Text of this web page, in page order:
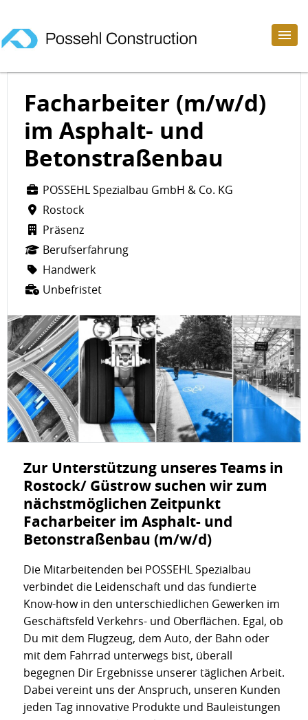
Facharbeiter (m/w/d)
im Asphalt- und
Betonstraßenbau
POSSEHL Spezialbau GmbH & Co. KG
Rostock
Präsenz
Berufserfahrung
Handwerk
Unbefristet
Zur Unterstützung unseres Teams in
Rostock/ Güstrow suchen wir zum
nächstmöglichen Zeitpunkt
Facharbeiter im Asphalt- und
Betonstraßenbau (m/w/d)
Die Mitarbeitenden bei POSSEHL Spezialbau
verbindet die Leidenschaft und das fundierte
Know-how in den unterschiedlichen Gewerken im
Geschäftsfeld Verkehrs- und Oberflächen. Egal, ob
Du mit dem Flugzeug, dem Auto, der Bahn oder
mit dem Fahrrad unterwegs bist, überall
begegnen Dir Ergebnisse unserer täglichen Arbeit.
Dabei vereint uns der Anspruch, unseren Kunden
jeden Tag innovative Produkte und Bauleistungen